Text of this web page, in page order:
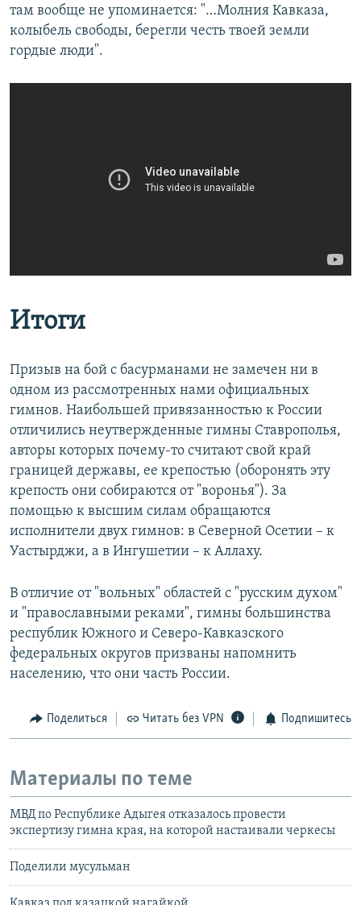
там вообще не упоминается: "…Молния Кавказа,
колыбель свободы, берегли честь твоей земли
гордые люди".
Итоги
Призыв на бой с басурманами не замечен ни в
одном из рассмотренных нами официальных
гимнов. Наибольшей привязанностью к России
отличились неутвержденные гимны Ставрополья,
авторы которых почему-то считают свой край
границей державы, ее крепостью (оборонять эту
крепость они собираются от "воронья"). За
помощью к высшим силам обращаются
исполнители двух гимнов: в Северной Осетии – к
Уастырджи, а в Ингушетии – к Аллаху.
В отличие от "вольных" областей с "русским духом"
и "православными реками", гимны большинства
республик Южного и Северо-Кавказского
федеральных округов призваны напомнить
населению, что они часть России.
Поделиться Читать без VPN Подпишитесь
Материалы по теме
МВД по Республике Адыгея отказалось провести
экспертизу гимна края, на которой настаивали черкесы
Поделили мусульман